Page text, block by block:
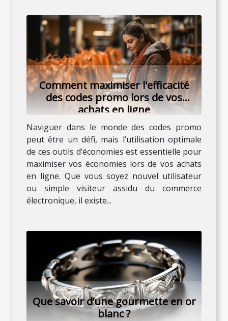
Comment maximiser l'efficacité
des codes promo lors de vos
achats en ligne
Naviguer dans le monde des codes promo
peut être un défi, mais l’utilisation optimale
de ces outils d’économies est essentielle pour
maximiser vos économies lors de vos achats
en ligne. Que vous soyez nouvel utilisateur
ou simple visiteur assidu du commerce
électronique, il existe...
Que savoir d’une gourmette en or
blanc ?